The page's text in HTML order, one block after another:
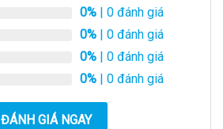
0% | 0 đánh giá
0% | 0 đánh giá
0% | 0 đánh giá
0% | 0 đánh giá
ĐÁNH GIÁ NGAY